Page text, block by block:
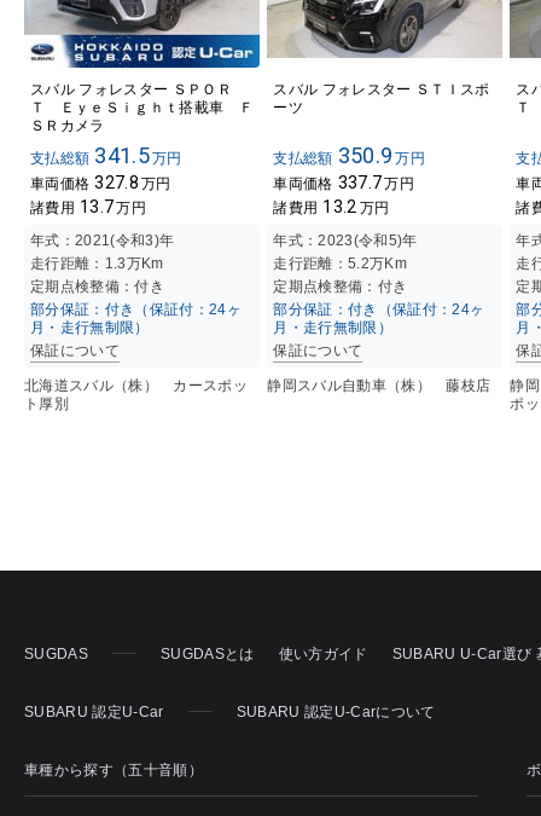
スバル フォレスター ＳＰＯＲ
Ｔ ＥｙｅＳｉｇｈｔ搭載車 Ｆ
ＳＲカメラ
支払総額 341.5万円
車両価格 327.8 万円
諸費用 13.7万円
年式：2021(令和3)年
走行距離： 1.3万Km
定期点検整備：付き
部分保証：付き（保証付：24ヶ
月・走行無制限）
保証について
北海道スバル（株） カースポッ
ト厚別
スバル フォレスター ＳＴＩスポ
ーツ
支払総額 350.9 万円
車両価格 337.7万円
諸費用 13.2 万円
年式：2023(令和5)年
走行距離： 5.2万Km
定期点検整備：付き
部分保証：付き（保証付：24ヶ
月・走行無制限）
保証について
静岡スバル自動車（株） 藤枝店
ス
Ｔ
支
車
諸
年
走
定
部
月
保
静
ポ
SUGDAS SUGDASとは 使い方ガイド SUBARU U-Car選び
SUBARU 認定U-Car SUBARU 認定U-Carについて
車種から探す（五十音順）